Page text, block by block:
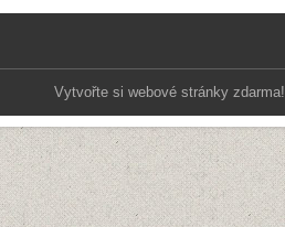
Vytvořte si webové stránky zdarma!